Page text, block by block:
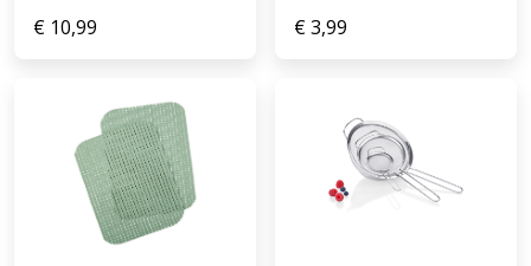
€ 10,99 €3,99